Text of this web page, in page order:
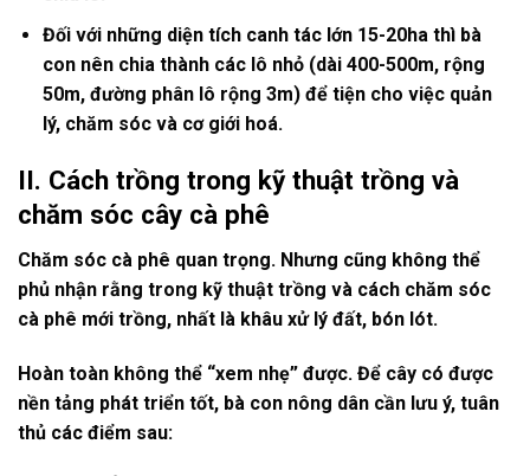
Đối với những diện tích canh tác lớn 15-20ha thì bà
con nên chia thành các lô nhỏ (dài 400-500m, rộng
50m, đường phân lô rộng 3m) để tiện cho việc quản
lý, chăm sóc và cơ giới hoá.
II. Cách trồng trong kỹ thuật trồng và
chăm sóc cây cà phê
Chăm sóc cà phê quan trọng. Nhưng cũng không thể
phủ nhận rằng trong kỹ thuật trồng và cách chăm sóc
cà phê mới trồng, nhất là khâu xử lý đất, bón lót.
Hoàn toàn không thể “xem nhẹ” được. Để cây có được
nền tảng phát triển tốt, bà con nông dân cần lưu ý, tuân
thủ các điểm sau: